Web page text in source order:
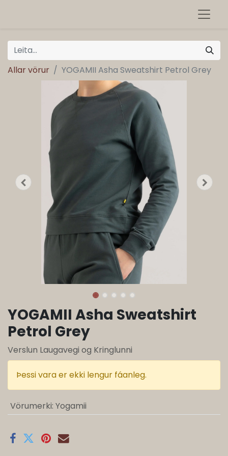
Allar vörur YOGAMII Asha Sweatshirt Petrol Grey
YOGAMII Asha Sweatshirt
Petrol Grey
Verslun Laugavegi og Kringlunni
Þessi vara er ekki lengur fáanleg.
Vörumerki: Yogamii